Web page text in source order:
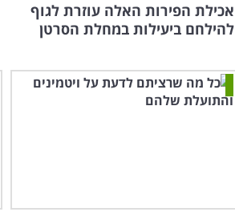
אכילת הפירות האלה עוזרת לגוף
להילחם ביעילות במחלת הסרטן